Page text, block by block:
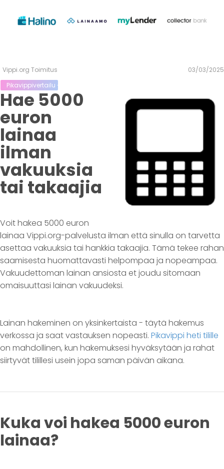
Vippi.org Toimitus
03/03/2025
Pikavippivertailu - Vertaa Vippi.org lainoja kilpailijoihin
Hae 5000
euron
lainaa
ilman
vakuuksia
tai takaajia
Voit hakea 5000 euron
lainaa Vippi.org-palvelusta ilman että sinulla on tarvetta
asettaa vakuuksia tai hankkia takaajia. Tämä tekee rahan
saamisesta huomattavasti helpompaa ja nopeampaa.
Vakuudettoman lainan ansiosta et joudu sitomaan
omaisuuttasi lainan vakuudeksi.
Lainan hakeminen on yksinkertaista - täytä hakemus
verkossa ja saat vastauksen nopeasti. Pikavippi heti tilille
on mahdollinen, kun hakemuksesi hyväksytään ja rahat
siirtyvät tilillesi usein jopa saman päivän aikana.
Kuka voi hakea 5000 euron
lainaa?